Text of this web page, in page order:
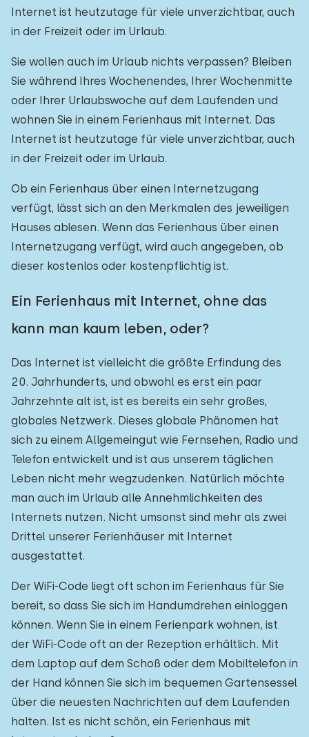
Internet ist heutzutage für viele unverzichtbar, auch
in der Freizeit oder im Urlaub.
Sie wollen auch im Urlaub nichts verpassen? Bleiben
Sie während Ihres Wochenendes, Ihrer Wochenmitte
oder Ihrer Urlaubswoche auf dem Laufenden und
wohnen Sie in einem Ferienhaus mit Internet. Das
Internet ist heutzutage für viele unverzichtbar, auch
in der Freizeit oder im Urlaub.
Ob ein Ferienhaus über einen Internetzugang
verfügt, lässt sich an den Merkmalen des jeweiligen
Hauses ablesen. Wenn das Ferienhaus über einen
Internetzugang verfügt, wird auch angegeben, ob
dieser kostenlos oder kostenpflichtig ist.
Ein Ferienhaus mit Internet, ohne das
kann man kaum leben, oder?
Das Internet ist vielleicht die größte Erfindung des
20. Jahrhunderts, und obwohl es erst ein paar
Jahrzehnte alt ist, ist es bereits ein sehr großes,
globales Netzwerk. Dieses globale Phänomen hat
sich zu einem Allgemeingut wie Fernsehen, Radio und
Telefon entwickelt und ist aus unserem täglichen
Leben nicht mehr wegzudenken. Natürlich möchte
man auch im Urlaub alle Annehmlichkeiten des
Internets nutzen. Nicht umsonst sind mehr als zwei
Drittel unserer Ferienhäuser mit Internet
ausgestattet.
Der WiFi-Code liegt oft schon im Ferienhaus für Sie
bereit, so dass Sie sich im Handumdrehen einloggen
können. Wenn Sie in einem Ferienpark wohnen, ist
der WiFi-Code oft an der Rezeption erhältlich. Mit
dem Laptop auf dem Schoß oder dem Mobiltelefon in
der Hand können Sie sich im bequemen Gartensessel
über die neuesten Nachrichten auf dem Laufenden
halten. Ist es nicht schön, ein Ferienhaus mit